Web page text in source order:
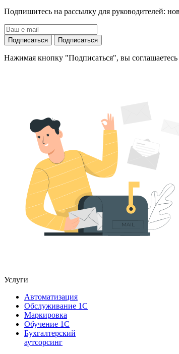
Подпишитесь на рассылку для руководителей:
Подписаться Подписаться
Нажимая кнопку "Подписаться", вы соглашаетесь
Услуги
Автоматизация
Обслуживание 1С
Маркировка
Обучение 1С
Бухгалтерский
аутсорсинг